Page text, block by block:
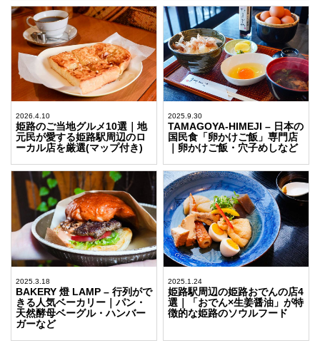
2026.4.10
姫路のご当地グルメ10選｜地
元民が愛する姫路駅周辺のロ
ーカル店を厳選(マップ付き)
2025.9.30
TAMAGOYA-HIMEJI – 日本の
国民食「卵かけご飯」専門店
｜卵かけご飯・穴子めしなど
2025.3.18
BAKERY 燈 LAMP – 行列がで
きる人気ベーカリー｜パン・
天然酵母ベーグル・ハンバー
ガーなど
2025.1.24
姫路駅周辺の姫路おでんの店4
選｜「おでん×生姜醤油」が特
徴的な姫路のソウルフード